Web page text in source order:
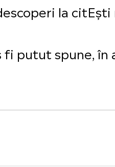
la
fi putut spune, în